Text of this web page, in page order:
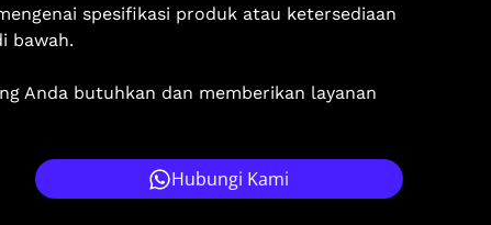
spesifikasi produk atau ketersediaan
bawah.
Anda butuhkan dan memberikan layanan
Hubungi Kami